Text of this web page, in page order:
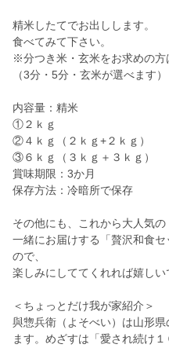
精米したてでお出しします。
食べてみて下さい。
※分つき米・玄米をお求めの
（3分・5分・玄米が選べます）
内容量：精米
①２ｋｇ
②４ｋｇ（２ｋｇ+２ｋｇ）
③６ｋｇ（３ｋｇ＋３ｋｇ）
賞味期限：3か月
保存方法：冷暗所で保存
その他にも、これから大人気
一緒にお届けする「贅沢和食
ので、
楽しみにしててくれれば嬉しい
＜ちょっとだけ我が家紹介＞
與惣兵衛（よそべい）は山形
ます。めざすは「愛され続け